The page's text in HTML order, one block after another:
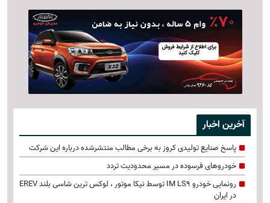
آخرین اخبار
پاسخ صنایع تولیدی کروز به برخی مطالب منتشرشده درباره این شرکت
خودروهای فرسوده در مسیر محدودیت تردد
رونمایی خودرو IM LS9 توسط نیکا موتور ، لوکس ترین شاسی بلند EREV
در ایران